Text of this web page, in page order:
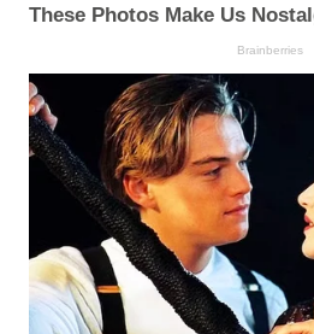
These Photos Make Us
Brainberries